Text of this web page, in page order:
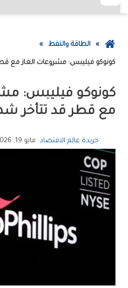
عودة
الرئيسية
الطاقة والنفط
كونوكو فيليبس: مشروعات الغاز مع
كونوكو فيليبس:
مع قطر قد تتأخر
جريدة عالم الاقتصاد مايو 19, 2026